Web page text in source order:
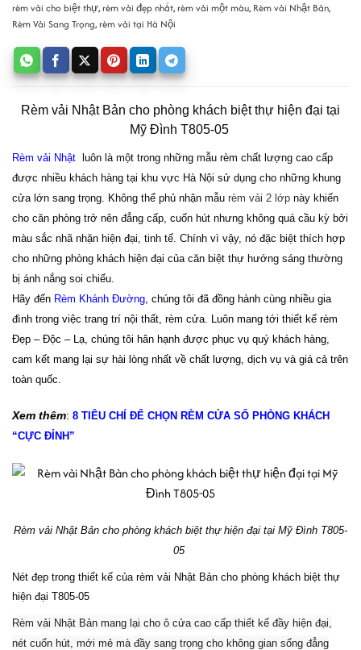
rèm vải cho biệt thự,rèm vải đẹp nhất,rèm vải một màu, Rèm vải Nhật Bản,
Rèm Vải Sang Trọng,rèm vải tại Hà Nội
Rèm vải Nhật Bản cho phòng khách biệt thự hiện đại tại
Mỹ Đình T805-05
Rèm vải Nhật
luôn là một trong những mẫu rèm chất lượng cao cấp
được nhiều khách hàng tại khu vực Hà Nội sử dụng cho những khung
cửa lớn sang trọng. Không thể phủ nhận mẫu rèm vải 2 lớp này khiến
cho căn phòng trở nên đẳng cấp, cuốn hút nhưng không quá cầu kỳ bởi
màu sắc nhã nhặn hiện đại, tinh tế. Chính vì vậy, nó đặc biệt thích hợp
cho những phòng khách hiện đại của căn biệt thự hướng sáng thường
bị ánh nắng soi chiếu.
Hãy đến Rèm Khánh Đường , chúng tôi đã đồng hành cùng nhiều gia
đình trong việc trang trí nội thất, rèm cửa.
Luôn mang tới thiết kế rèm
Đẹp – Độc – Lạ, chúng tôi hân hạnh được phục vụ quý khách hàng,
cam kết mang lại sự hài lòng nhất về chất lượng, dịch vụ và giá cả trên
toàn quốc.
Xem thêm: 8 TIÊU CHÍ ĐỂ CHỌN RÈM CỬA SỔ PHÒNG KHÁCH
“CỰC ĐỈNH”
Rèm vải Nhật Bản cho phòng khách biệt thự hiện đại tại Mỹ Đình T805-
05
Nét đẹp trong thiết kế của rèm vải Nhật Bản cho phòng khách biệt thự
hiện đại T805-05
Rèm vải Nhật Bản mang lại cho ô cửa cao cấp thiết kế đầy hiện đại,
nét cuốn hút, mới mẻ mà đầy sang trọng cho không gian sống đẳng